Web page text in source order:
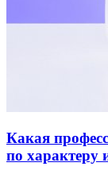
Какая
по характеру